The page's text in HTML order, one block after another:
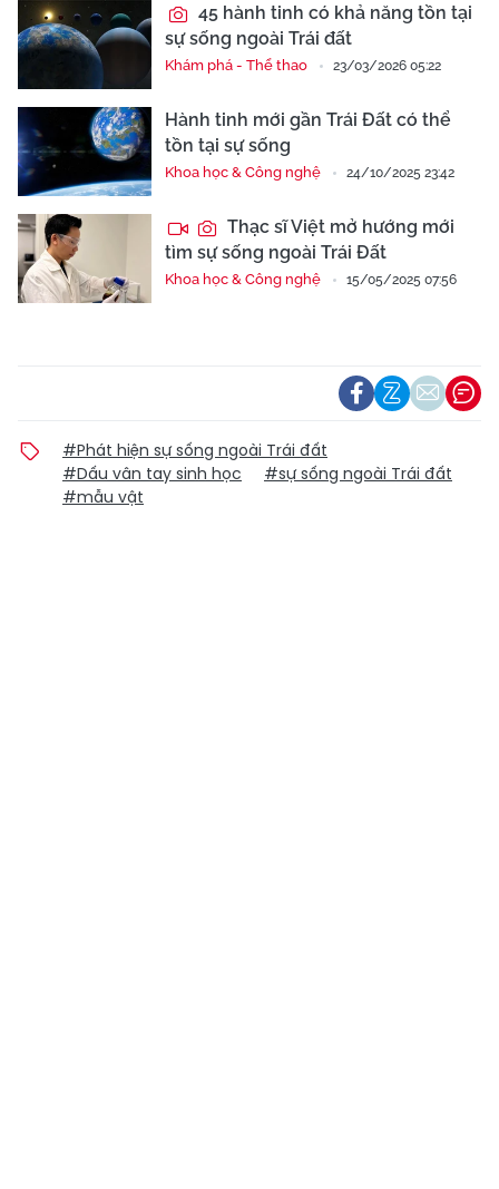
45 hành tinh có khả năng tồn tại
sự sống ngoài Trái đất
Khám phá - Thể thao 23/03/2026 05:22
Hành tinh mới gần Trái Đất có thể
tồn tại sự sống
Khoa học & Công nghệ 24/10/2025 23:42
Thạc sĩ Việt mở hướng mới
tìm sự sống ngoài Trái Đất
Khoa học & Công nghệ 15/05/2025 07:56
#Phát hiện sự sống ngoài Trái đất
#Dấu vân tay sinh học
#sự sống ngoài Trái đất
#mẫu vật